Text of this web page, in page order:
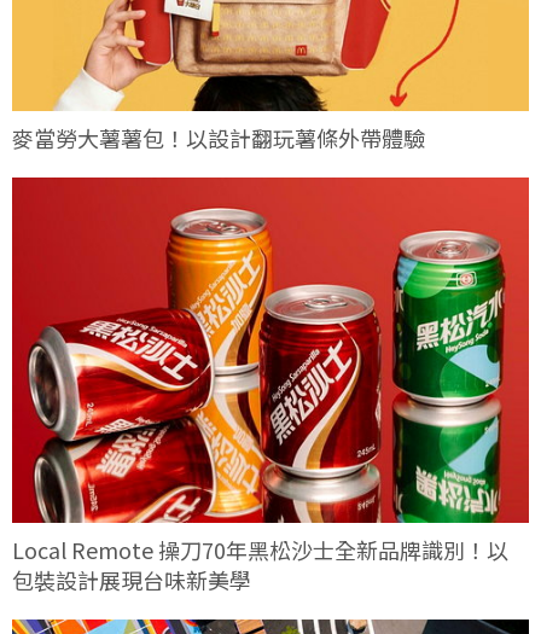
麥當勞大薯薯包！以設計翻玩薯條外帶體驗
Local Remote 操刀70年黑松沙士全新品牌識別！以
包裝設計展現台味新美學